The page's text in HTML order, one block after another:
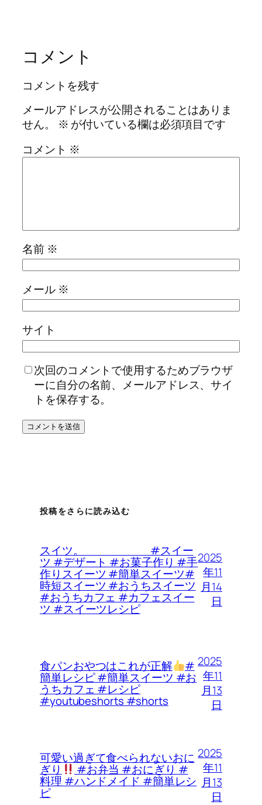
コメント
コメントを残す
メールアドレスが公開されることはありま
せん。
※ が付いている欄は必須項目です
コメント ※
名前 ※
メール ※
サイト
次回のコメントで使用するためブラウザ
ーに自分の名前、メールアドレス、サイ
トを保存する。
投稿をさらに読み込む
スイツ。 #スイー
ツ #デザート #お菓子作り #手
作りスイーツ #簡単スイーツ#
時短スイーツ #おうちスイーツ
#おうちカフェ #カフェスイー
ツ #スイーツレシピ
2025
年11
月14
日
食パンおやつはこれが正解 #
簡単レシピ #簡単スイーツ #お
うちカフェ #レシピ
#youtubeshorts #shorts
2025
年11
月13
日
可愛い過ぎて食べられないおに
ぎり #お弁当 #おにぎり #
料理 #ハンドメイド #簡単レシ
ピ
2025
年11
月13
日